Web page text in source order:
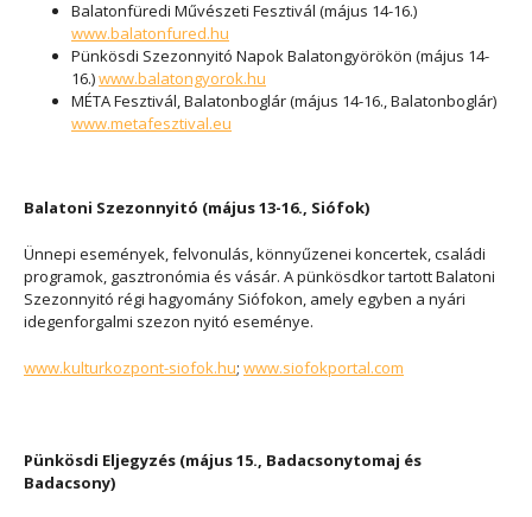
Balatonfüredi Művészeti Fesztivál (május 14-16.)
www.balatonfured.hu
Pünkösdi Szezonnyitó Napok Balatongyörökön (május 14-
16.)www.balatongyorok.hu
MÉTA Fesztivál, Balatonboglár (május 14-16., Balatonboglár)
www.metafesztival.eu
Balatoni Szezonnyitó (május 13-16., Siófok)
Ünnepi események, felvonulás, könnyűzenei koncertek, családi
programok, gasztronómia és vásár. A pünkösdkor tartott Balatoni
Szezonnyitó régi hagyomány Siófokon, amely egyben a nyári
idegenforgalmi szezon nyitó eseménye.
www.kulturkozpont-siofok.hu; www.siofokportal.com
Pünkösdi Eljegyzés (május 15., Badacsonytomaj és
Badacsony)